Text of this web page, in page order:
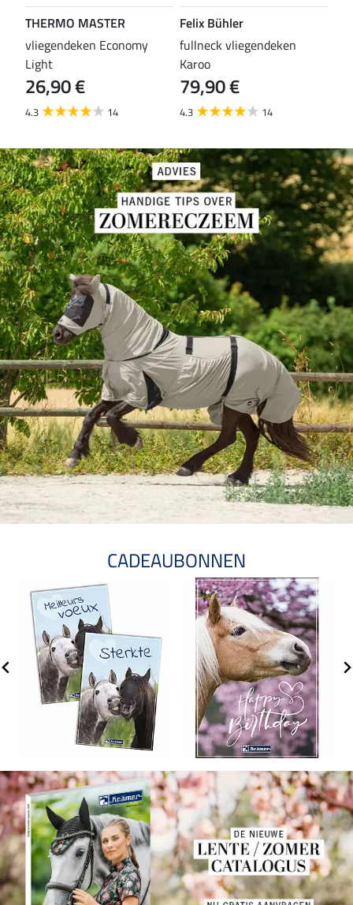
THERMO MASTER
vliegendeken Economy
Light
26,90 €
4.3 14
Felix Bühler
fullneck vliegendeken
Karoo
79,90 €
4.3 14
CADEAUBONNEN